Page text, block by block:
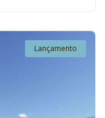
Lançamento